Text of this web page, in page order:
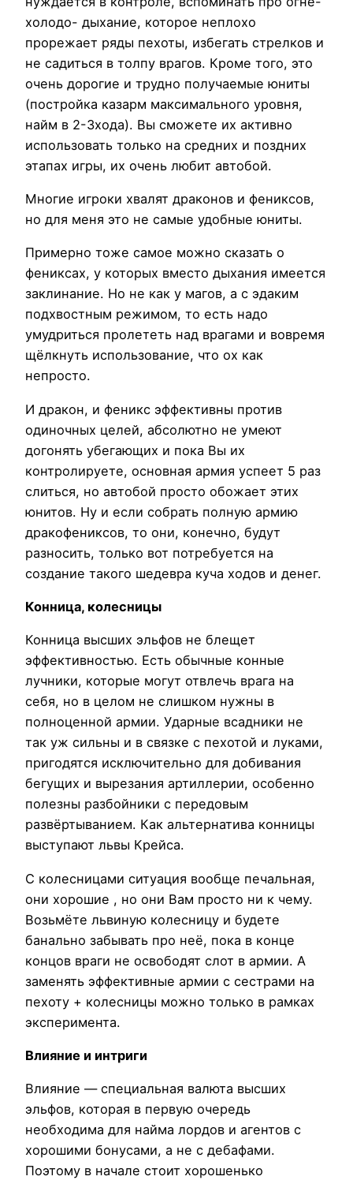
холодо- дыхание, которое неплохо
прорежает ряды пехоты, избегать стрелков и
не садиться в толпу врагов. Кроме того, это
очень дорогие и трудно получаемые юниты
(постройка казарм максимального уровня,
найм в 2-3хода). Вы сможете их активно
использовать только на средних и поздних
этапах игры, их очень любит автобой.
Многие игроки хвалят драконов и фениксов,
но для меня это не самые удобные юниты.
Примерно тоже самое можно сказать о
фениксах, у которых вместо дыхания имеется
заклинание. Но не как у магов, а с эдаким
подхвостным режимом, то есть надо
умудриться пролететь над врагами и вовремя
щёлкнуть использование, что ох как
непросто.
И дракон, и феникс эффективны против
одиночных целей, абсолютно не умеют
догонять убегающих и пока Вы их
контролируете, основная армия успеет 5 раз
слиться, но автобой просто обожает этих
юнитов. Ну и если собрать полную армию
дракофениксов, то они, конечно, будут
разносить, только вот потребуется на
создание такого шедевра куча ходов и денег.
Конница, колесницы
Конница высших эльфов не блещет
эффективностью. Есть обычные конные
лучники, которые могут отвлечь врага на
себя, но в целом не слишком нужны в
полноценной армии. Ударные всадники не
так уж сильны и в связке с пехотой и луками,
пригодятся исключительно для добивания
бегущих и вырезания артиллерии, особенно
полезны разбойники с передовым
развёртыванием. Как альтернатива конницы
выступают львы Крейса.
С колесницами ситуация вообще печальная,
они хорошие , но они Вам просто ни к чему.
Возьмёте львиную колесницу и будете
банально забывать про неё, пока в конце
концов враги не освободят слот в армии. А
заменять эффективные армии с сестрами на
пехоту + колесницы можно только в рамках
эксперимента.
Влияние и интриги
Влияние — специальная валюта высших
эльфов, которая в первую очередь
необходима для найма лордов и агентов с
хорошими бонусами, а не с дебафами.
Поэтому в начале стоит хорошенько